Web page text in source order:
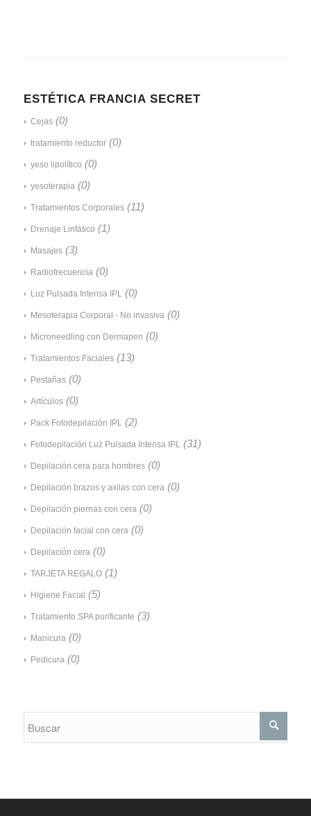
ESTÉTICA FRANCIA SECRET
Cejas (0)
tratamiento reductor (0)
yeso lipolítico (0)
yesoterapia (0)
Tratamientos Corporales (11)
Drenaje Linfático (1)
Masajes (3)
Radiofrecuencia (0)
Luz Pulsada Intensa IPL (0)
Mesoterapia Corporal - No invasiva (0)
Microneedling con Dermapen (0)
Tratamientos Faciales (13)
Pestañas (0)
Artículos (0)
Pack Fotodepilación IPL (2)
Fotodepilación Luz Pulsada Intensa IPL (31)
Depilación cera para hombres (0)
Depilación brazos y axilas con cera (0)
Depilación piernas con cera (0)
Depilación facial con cera (0)
Depilación cera (0)
TARJETA REGALO (1)
Higiene Facial (5)
Tratamiento SPA purificante (3)
Manicura (0)
Pedicura (0)